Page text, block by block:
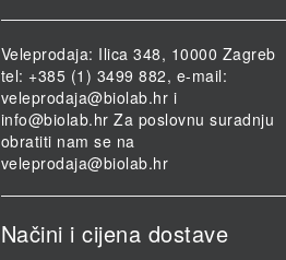
Veleprodaja: Ilica 348, 10000 Zagreb
tel: +385 (1) 3499 882, e-mail:
veleprodaja@biolab.hr i
info@biolab.hr Za poslovnu suradnju
obratiti nam se na
veleprodaja@biolab.hr
Načini i cijena dostave